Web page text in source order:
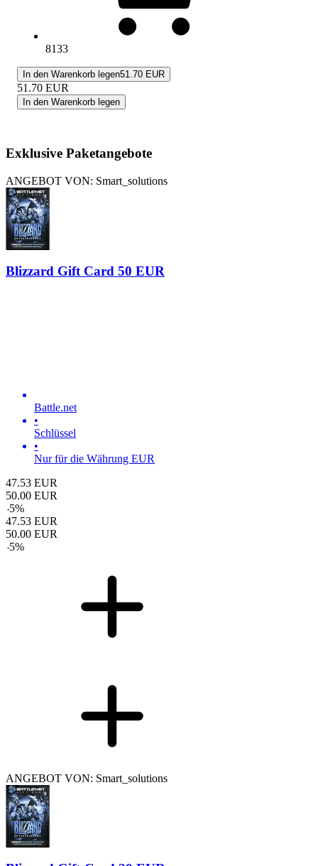
8133
In den Warenkorb legen51.70 EUR
51.70 EUR
In den Warenkorb legen
Exklusive Paketangebote
ANGEBOT VON: Smart_solutions
Blizzard Gift Card 50 EUR
Battle.net
•
Schlüssel
•
Nur für die Währung EUR
47.53 EUR
50.00 EUR
-5%
47.53 EUR
50.00 EUR
-5%
ANGEBOT VON: Smart_solutions